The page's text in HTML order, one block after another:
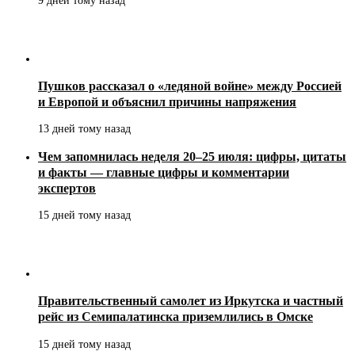
Пушков рассказал о «ледяной войне» между Россией
и Европой и объяснил причины напряжения
13 дней тому назад
Чем запомнилась неделя 20–25 июля: цифры, цитаты
и факты — главные цифры и комментарии
экспертов
15 дней тому назад
Правительственный самолет из Иркутска и частный
рейс из Семипалатинска приземлились в Омске
15 дней тому назад